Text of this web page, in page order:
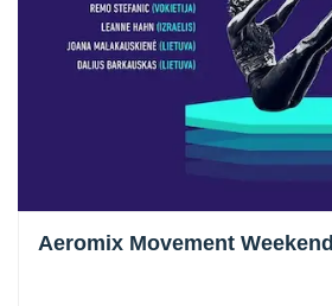
Aeromix Movement Weekend